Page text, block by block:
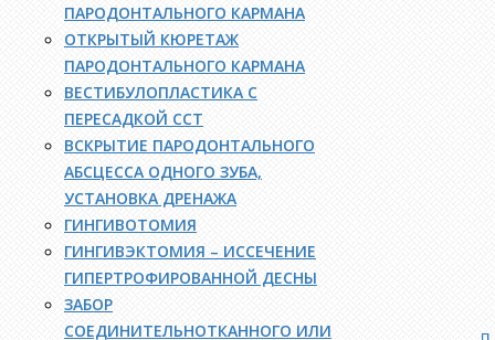
ПАРОДОНТАЛЬНОГО КАРМАНА
ОТКРЫТЫЙ КЮРЕТАЖ
ПАРОДОНТАЛЬНОГО КАРМАНА
ВЕСТИБУЛОПЛАСТИКА С
ПЕРЕСАДКОЙ ССТ
ВСКРЫТИЕ ПАРОДОНТАЛЬНОГО
АБСЦЕССА ОДНОГО ЗУБА,
УСТАНОВКА ДРЕНАЖА
ГИНГИВОТОМИЯ
ГИНГИВЭКТОМИЯ – ИССЕЧЕНИЕ
ГИПЕРТРОФИРОВАННОЙ ДЕСНЫ
ЗАБОР
СОЕДИНИТЕЛЬНОТКАННОГО ИЛИ